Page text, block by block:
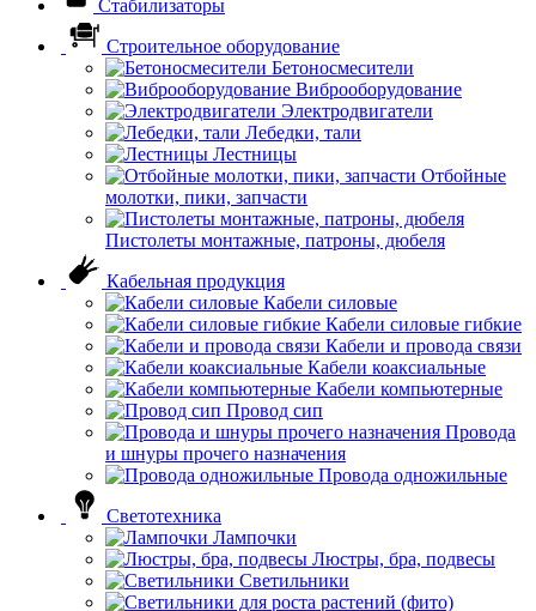
Стабилизаторы
Строительное оборудование
Бетоносмесители
Виброоборудование
Электродвигатели
Лебедки, тали
Лестницы
Отбойные
молотки, пики, запчасти
Пистолеты монтажные, патроны, дюбеля
Кабельная продукция
Кабели силовые
Кабели силовые гибкие
Кабели и провода связи
Кабели коаксиальные
Кабели компьютерные
Провод сип
Провода
и шнуры прочего назначения
Провода одножильные
Светотехника
Лампочки
Люстры, бра, подвесы
Светильники